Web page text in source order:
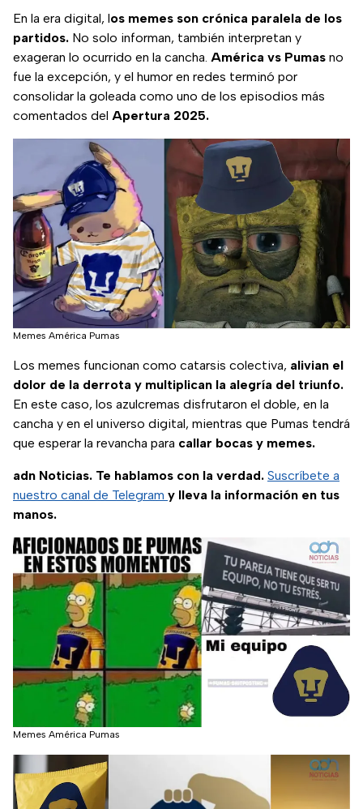
En la era digital, los memes son crónica paralela de los
partidos. No solo informan, también interpretan y
exageran lo ocurrido en la cancha. América vs Pumas no
fue la excepción, y el humor en redes terminó por
consolidar la goleada como uno de los episodios más
comentados del Apertura 2025.
Memes América Pumas
Los memes funcionan como catarsis colectiva, alivian el
dolor de la derrota y multiplican la alegría del triunfo.
En este caso, los azulcremas disfrutaron el doble, en la
cancha y en el universo digital, mientras que Pumas tendrá
que esperar la revancha para callar bocas y memes.
adn Noticias. Te hablamos con la verdad. Suscríbete a
nuestro canal de Telegram y lleva la información en tus
manos.
Memes América Pumas